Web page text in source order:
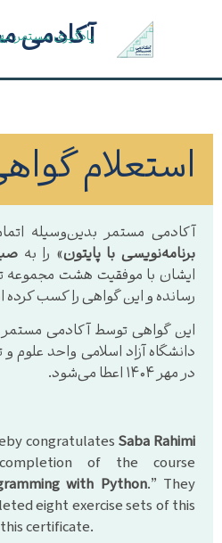
آکادمی
یادگیری مستمر،
استعلام
آکادمی مستمر بدین‌وسیله
برنامه‌نویسی با پایتون» را به
ایشان با موفقیت هشت مجموعه
رسانده و این گواهی را کسب
این گواهی توسط آکادمی
دانشگاه آزاد اسلامی واحد علوم و
در مهر ۱۴۰۴ اعطا می‌شود.
congratulatesSaba Rahimi
of the course
with Python.” They
eight exercise sets of this
certificate.